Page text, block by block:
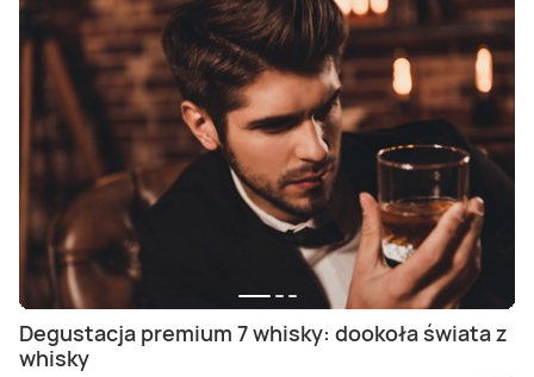
Degustacja premium 7 whisky: dookoła świata z
whisky